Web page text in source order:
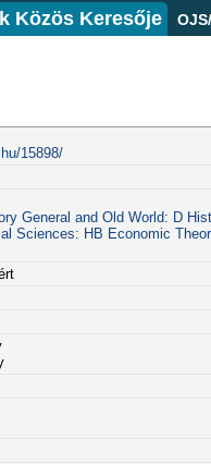
Közös Keresője
15898/
General and Old World: D
Sciences: HB Economic